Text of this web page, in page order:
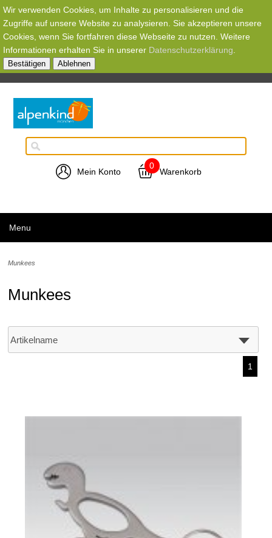
Wir verwenden Cookies, um Inhalte zu personalisieren und die
Zugriffe auf unsere Website zu analysieren. Sie akzeptieren unsere
Cookies, wenn Sie fortfahren diese Webseite zu nutzen. Weitere
Informationen erhalten Sie in unserer Datenschutzerklärung
Bestätigen Ablehnen
Mein Konto
0
Warenkorb
Menu
Munkees
Munkees
1